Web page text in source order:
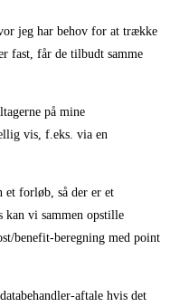
jeg har behov for at trække
fast, får de tilbudt samme
på mine
vis, f.eks. via en
et forløb, så der er et
kan vi sammen opstille
benefit-beregning med point
aftale hvis det